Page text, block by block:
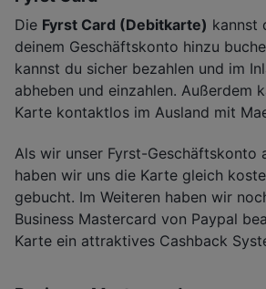
Die Fyrst Card (Debitkarte) kannst
deinem Geschäftskonto hinzu
kannst du sicher bezahlen und im
abheben und einzahlen. Außerdem
Karte kontaktlos im Ausland mit
Als wir unser Fyrst-Geschäftskonto
haben wir uns die Karte gleich
gebucht. Im Weiteren haben wir
Business Mastercard von Paypal
Karte ein attraktives Cashback